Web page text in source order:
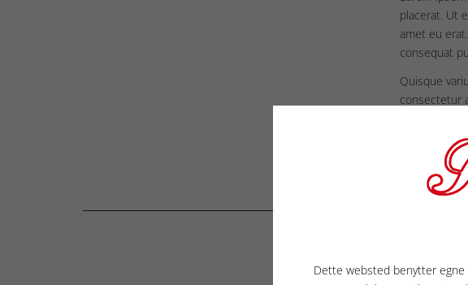
placerat. Ut
amet eu
consequat
Quisque
consectetur
bibendum
interdum
Dette websted benytter